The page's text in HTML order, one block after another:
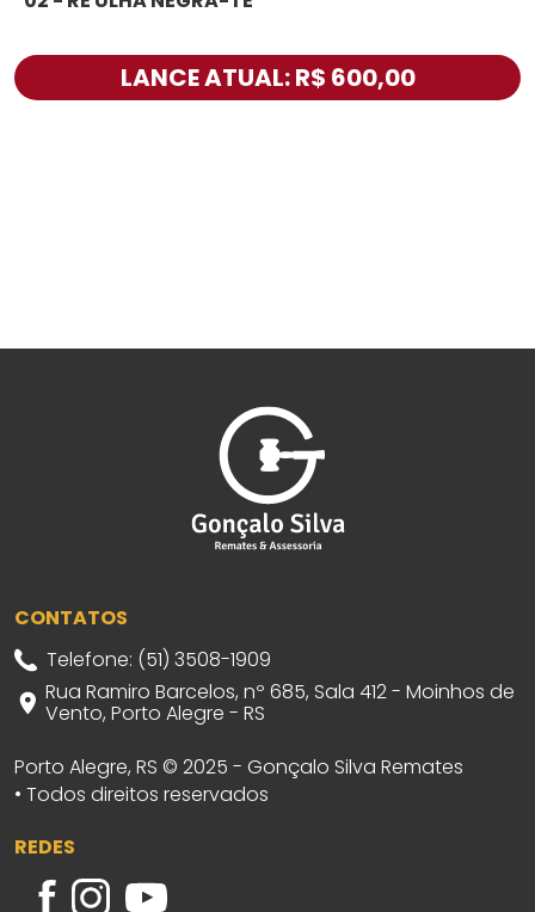
LANCE ATUAL: R$ 600,00
CONTATOS
Telefone: (51) 3508-1909
Rua Ramiro Barcelos, nº 685, Sala 412 - Moinhos de
Vento, Porto Alegre - RS
Porto Alegre, RS © 2025 - Gonçalo Silva Remates
• Todos direitos reservados
REDES